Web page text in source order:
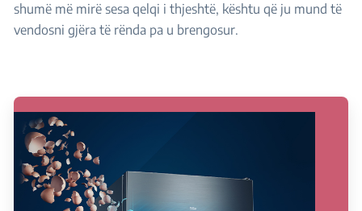
shumë më mirë sesa qelqi i thjeshtë, kështu që ju mund të
vendosni gjëra të rënda pa u brengosur.